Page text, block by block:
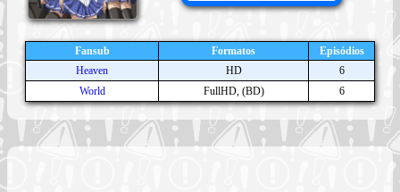
Fansub Formatos
Episódios
Heaven
HD
6
World
FullHD, (BD) 6